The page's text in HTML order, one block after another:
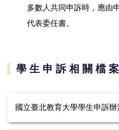
多數人共同申訴時，應由
代表委任書。
學 生 申 訴 相 關 檔
國立臺北教育大學學生申訴